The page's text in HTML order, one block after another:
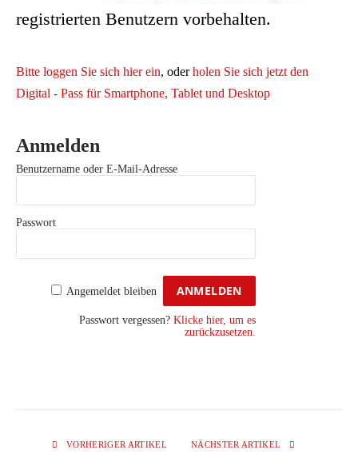
registrierten Benutzern vorbehalten.
Bitte loggen Sie sich hier ein, oderholen Sie sich jetzt den
Digital - Pass für Smartphone, Tablet und Desktop
Anmelden
Benutzername oder E-Mail-Adresse
Passwort
Angemeldet bleiben
Passwort vergessen? Klicke hier, um es
zurückzusetzen.
VORHERIGER ARTIKEL NÄCHSTER ARTIKEL